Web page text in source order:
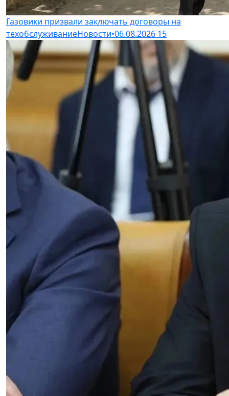
Газовики призвали заключать договоры на
техобслуживаниеНовости•06.08.2026 15